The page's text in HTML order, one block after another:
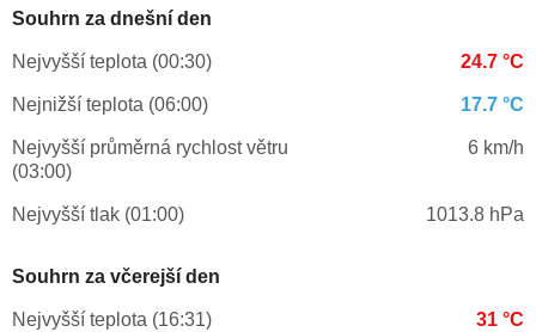
Souhrn za dnešní den
Nejvyšší teplota (00:30) 24.7 °C
Nejnižší teplota (06:00) 17.7 °C
Nejvyšší průměrná rychlost větru
(03:00)
6 km/h
Nejvyšší tlak (01:00) 1013.8 hPa
Souhrn za včerejší den
Nejvyšší teplota (16:31) 31 °C